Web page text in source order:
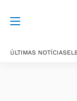
ÚLTIMAS NOTÍCIAS